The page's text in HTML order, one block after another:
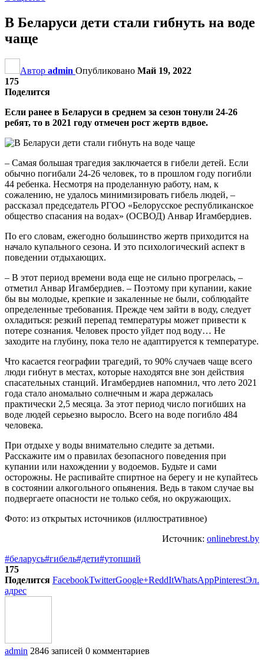
В Беларуси дети стали гибнуть на воде
чаще
Автор admin Опубликовано Май 19, 2022
175
Поделится
Если ранее в Беларуси в среднем за сезон тонули 24-26
ребят, то в 2021 году отмечен рост жертв вдвое.
– Самая большая трагедия заключается в гибели детей. Если
обычно погибали 24-26 человек, то в прошлом году погибли
44 ребенка. Несмотря на проделанную работу, нам, к
сожалению, не удалось минимизировать гибель людей, –
рассказал председатель РГОО «Белорусское республиканское
общество спасания на водах» (ОСВОД) Анвар Игамбердиев.
По его словам, ежегодно большинство жертв приходится на
начало купального сезона. И это психологический аспект в
поведении отдыхающих.
– В этот период времени вода еще не сильно прогрелась, –
отметил Анвар Игамбердиев. – Поэтому при купании, какие
бы вы молодые, крепкие и закаленные не были, соблюдайте
определенные требования. Прежде чем зайти в воду, следует
охладиться: резкий перепад температуры может привести к
потере сознания. Человек просто уйдет под воду… Не
заходите на глубину, пока тело не адаптируется к температуре.
Что касается географии трагедий, то 90% случаев чаще всего
люди гибнут в местах, которые находятся вне зон действия
спасательных станций. Игамбердиев напомнил, что лето 2021
года стало аномально солнечным и жара держалась
практически 2,5 месяца. За этот период число погибших на
воде людей серьезно выросло. Всего на воде погибло 484
человека.
При отдыхе у воды внимательно следите за детьми.
Расскажите им о правилах безопасного поведения при
купании или нахождении у водоемов. Будьте и сами
осторожны. Не распивайте спиртное на берегу и не купайтесь
в состоянии алкогольного опьянения. Ведь в таком случае вы
подвергаете опасности не только себя, но окружающих.
Фото: из открытых источников (иллюстративное)
Источник: onlinebrest.by
#беларусь#гибель#дети#утопший
175
Поделится FacebookTwitterGoogle+ReddItWhatsAppPinterestЭл.
адрес
admin 2846 записей 0 комментариев